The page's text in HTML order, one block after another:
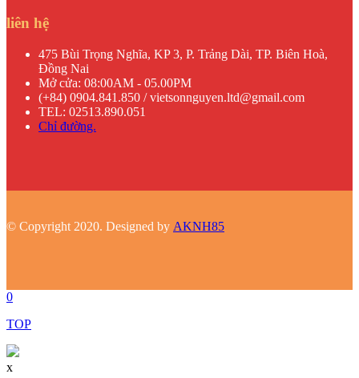
liên hệ
475 Bùi Trọng Nghĩa, KP 3, P. Trảng Dài, TP. Biên Hoà,
Đồng Nai
Mở cửa: 08:00AM - 05.00PM
(+84) 0904.841.850 / vietsonnguyen.ltd@gmail.com
TEL: 02513.890.051
Chỉ đường.
© Copyright 2020. Designed by AKNH85
0
TOP
x